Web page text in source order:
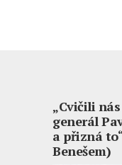
„Cvičili
generál
a přizná
Benešem)